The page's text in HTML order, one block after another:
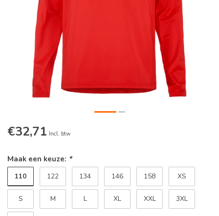
€32,71 Incl. btw
Maak een keuze: *
110 122 134 146 158 XS
S M L XL XXL 3XL